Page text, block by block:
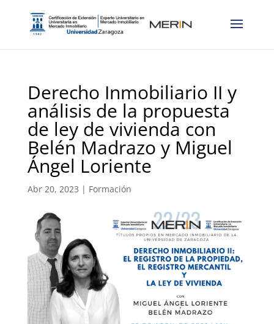
Derecho Inmobiliario II y
análisis de la propuesta
de ley de vivienda con
Belén Madrazo y Miguel
Ángel Loriente
Abr 20, 2023 | Formación